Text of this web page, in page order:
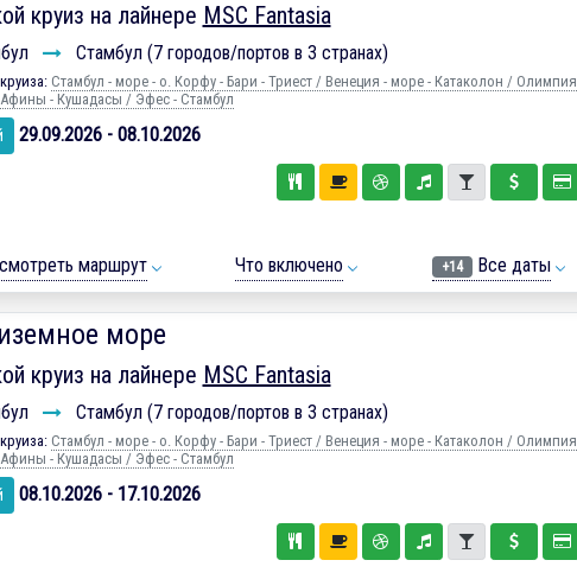
круиз на лайнере MSC Fantasia
Стамбул (7 городов/портов в 3 странах)
Стамбул - море - о. Корфу - Бари - Триест / Венеция - море - Катаколон / Олимпия
- Кушадасы / Эфес - Стамбул
29.09.2026 - 08.10.2026
маршрут Что включено +14 Все даты
море
круиз на лайнере MSC Fantasia
Стамбул (7 городов/портов в 3 странах)
Стамбул - море - о. Корфу - Бари - Триест / Венеция - море - Катаколон / Олимпия
- Кушадасы / Эфес - Стамбул
08.10.2026 - 17.10.2026